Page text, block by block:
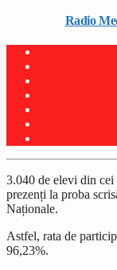
Radio
3.040 de elevi din
prezenți la proba
Naționale.
Astfel, rata de
96,23%.